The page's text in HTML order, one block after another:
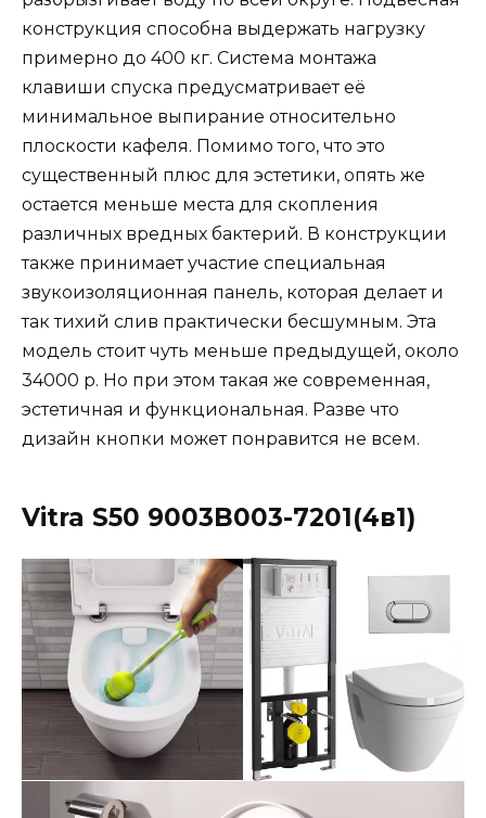
конструкция способна выдержать нагрузку
примерно до 400 кг. Система монтажа
клавиши спуска предусматривает её
минимальное выпирание относительно
плоскости кафеля. Помимо того, что это
существенный плюс для эстетики, опять же
остается меньше места для скопления
различных вредных бактерий. В конструкции
также принимает участие специальная
звукоизоляционная панель, которая делает и
так тихий слив практически бесшумным. Эта
модель стоит чуть меньше предыдущей, около
34000 р. Но при этом такая же современная,
эстетичная и функциональная. Разве что
дизайн кнопки может понравится не всем.
Vitra S50 9003B003-7201(4в1)